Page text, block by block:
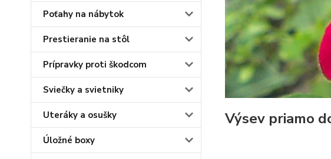
Poťahy na nábytok
Prestieranie na stôl
Prípravky proti škodcom
Sviečky a svietniky
Uteráky a osušky
Úložné boxy
Výsev priamo